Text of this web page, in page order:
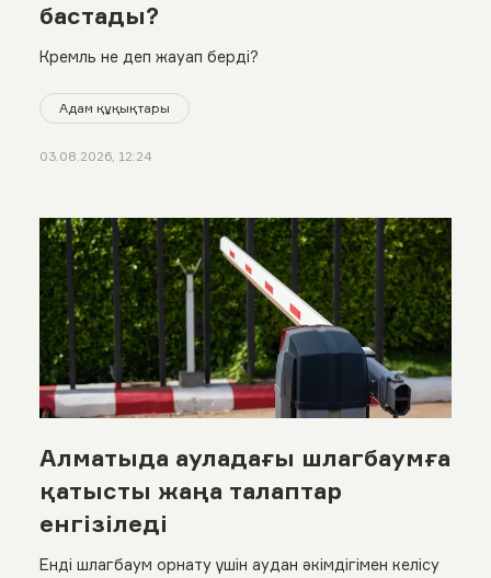
бастады?
Кремль не деп жауап берді?
Адам құқықтары
03.08.2026, 12:24
Алматыда ауладағы шлагбаумға
қатысты жаңа талаптар
енгізіледі
Енді шлагбаум орнату үшін аудан әкімдігімен келісу